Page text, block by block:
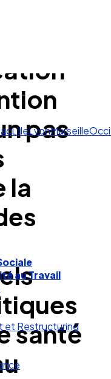
LilleLyonMarseille
au Travail
et Restructuring
pas
la
santé